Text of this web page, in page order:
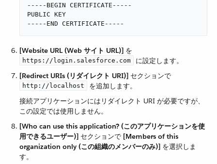
-----BEGIN CERTIFICATE-----
PUBLIC KEY
-----END CERTIFICATE-----
[Website URL (Web サイト URL)] ​ を ​
https://login.salesforce.com
​ に設定します。
[Redirect URIs (リダイレクト URI)] ​ セクションで ​
http://localhost
​ を追加します。
接続アプリケーションにはリダイレクト URI が必要ですが、
この設定では使用しません。
[Who can use this application? (このアプリケーションを使
用できるユーザー)] ​ セクションで ​ [Members of this
organization only (この組織のメンバーのみ)] ​ を選択しま
す。